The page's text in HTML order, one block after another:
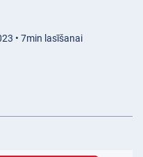
• 7min lasīšanai